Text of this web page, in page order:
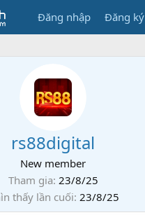
Đăng nhập Đăng ký
rs88digital
New member
Tham gia 23/8/25
thấy lần cuối 23/8/25